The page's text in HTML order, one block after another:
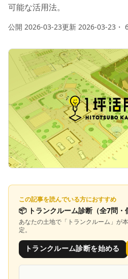
可能な活用法。
公開 2026-03-23更新 2026-03-23 ・
この記事を読んでいる方におすすめ
📦 トランクルーム診断 （全7問
あなたの土地で「 トランクルーム 」が
定。
トランクルーム診断を始める